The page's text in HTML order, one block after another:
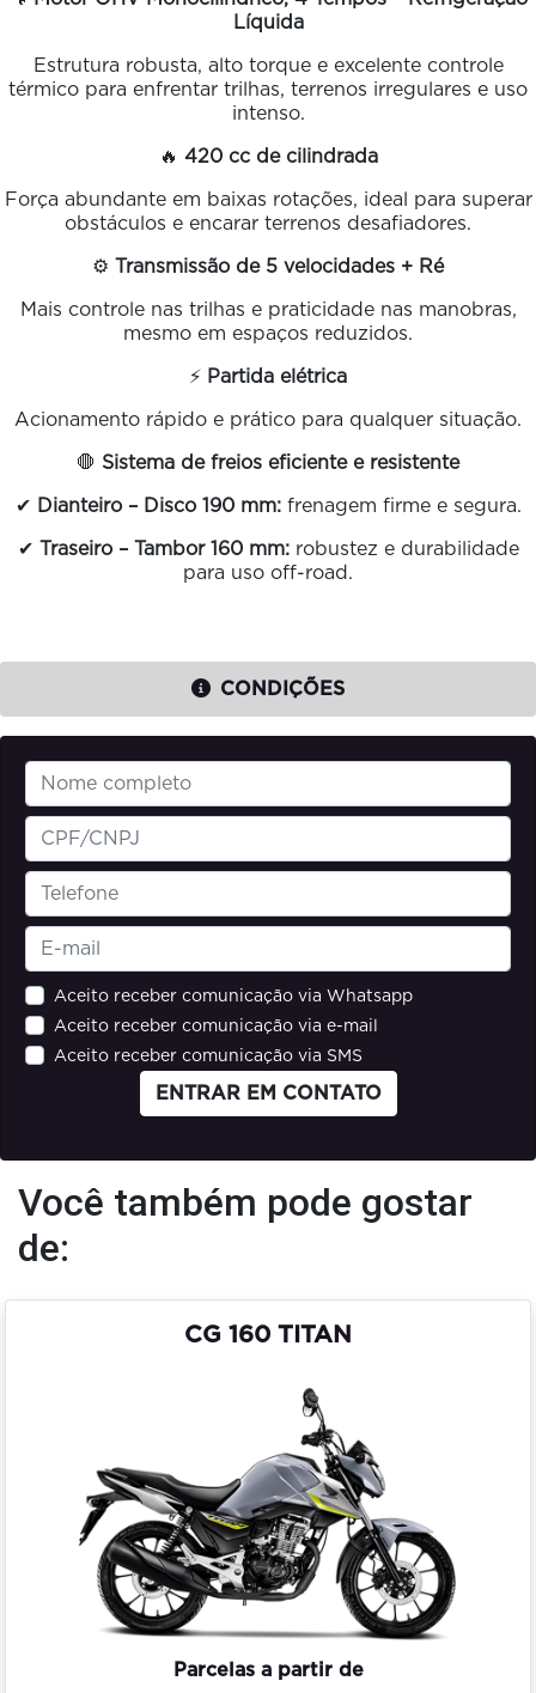
Líquida
Estrutura robusta, alto torque e excelente controle
térmico para enfrentar trilhas, terrenos irregulares e uso
intenso.
🔥 420 cc de cilindrada
Força abundante em baixas rotações, ideal para superar
obstáculos e encarar terrenos desafiadores.
⚙️ Transmissão de 5 velocidades + Ré
Mais controle nas trilhas e praticidade nas manobras,
mesmo em espaços reduzidos.
⚡ Partida elétrica
Acionamento rápido e prático para qualquer situação.
🛑 Sistema de freios eficiente e resistente
✔ Dianteiro – Disco 190 mm:frenagem firme e segura.
✔ Traseiro – Tambor 160 mm:robustez e durabilidade
para uso off-road.
CONDIÇÕES
Aceito receber comunicação via Whatsapp
Aceito receber comunicação via e-mail
Aceito receber comunicação via SMS
ENTRAR EM CONTATO
Você também pode gostar
de:
CG 160 TITAN
Parcelas a partir de